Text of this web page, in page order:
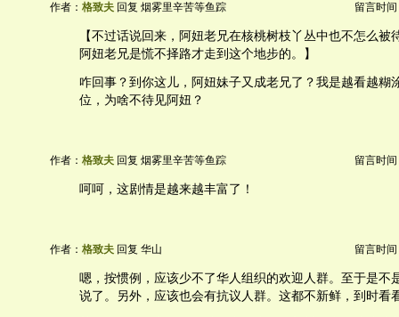
作者： 格致夫 回复 烟雾里辛苦等鱼踪 留言时间
【不过话说回来，阿妞老兄在核桃树枝丫丛中也不怎么被
阿妞老兄是慌不择路才走到这个地步的。】
咋回事？到你这儿，阿妞妹子又成老兄了？我是越看越糊
位，为啥不待见阿妞？
作者： 格致夫 回复 烟雾里辛苦等鱼踪 留言时间
呵呵，这剧情是越来越丰富了！
作者： 格致夫 回复 华山 留言时间
嗯，按惯例，应该少不了华人组织的欢迎人群。至于是不
说了。另外，应该也会有抗议人群。这都不新鲜，到时看